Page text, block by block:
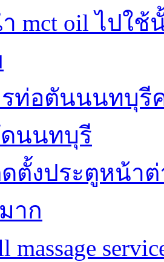
mct oil ไปใ
ท่อตันนนทบุรี
นนทบุรี
ตั้งประตูหน้า
าก
massage